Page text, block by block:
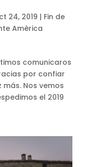
24, 2019 | Fin de
Amèrica
comunicaros
por confiar
Nos vemos
el 2019